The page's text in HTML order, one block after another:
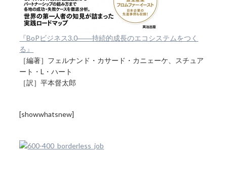
『BoPビジネス3.0――持続的成長のエコシステムをつく
る』
［編著］フェルナンド・カサード・カニェーケ、スチュア
ート・L・ハート
［訳］平本督太郎
[showwhatsnew]